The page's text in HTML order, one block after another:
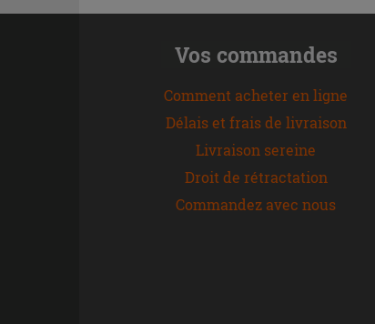
Vos commandes
Comment acheter en ligne
Délais et frais de livraison
Livraison sereine
Droit de rétractation
Commandez avec nous